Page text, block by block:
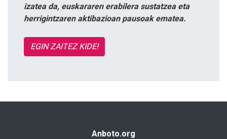
izatea da, euskararen erabilera sustatzea eta
herrigintzaren aktibazioan pausoak ematea.
EGIN ZAITEZ KIDE!
Anboto.org